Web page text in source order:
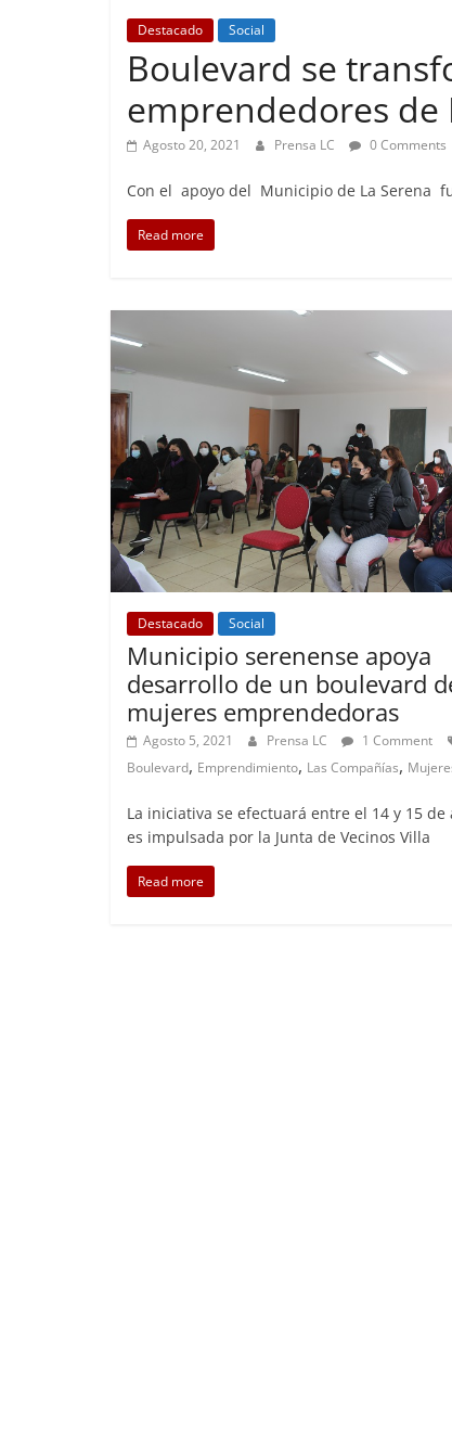
Destacado Social
Boulevard se
emprendedores de
Agosto 20, 2021 Prensa LC 0 Comments
Con el apoyo del Municipio de La Serena
Read more
Destacado Social
Municipio serenense apoya
desarrollo de un boulevard
mujeres emprendedoras
Agosto 5, 2021 Prensa LC
1 Comment
Boulevard, Emprendimiento, Las Compañías,
La iniciativa se efectuará entre el 14 y 15
es impulsada por la Junta de Vecinos Villa
Read more
Foco
Abril